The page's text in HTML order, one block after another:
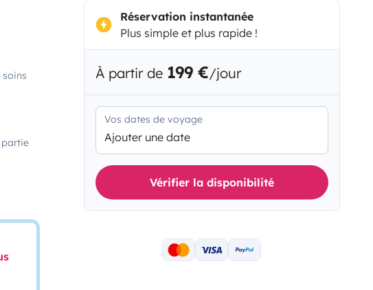
Réservation instantanée
Plus simple et plus rapide !
À partir de 199 €/jour
Vos dates de voyage
Ajouter une date
Vérifier la disponibilité